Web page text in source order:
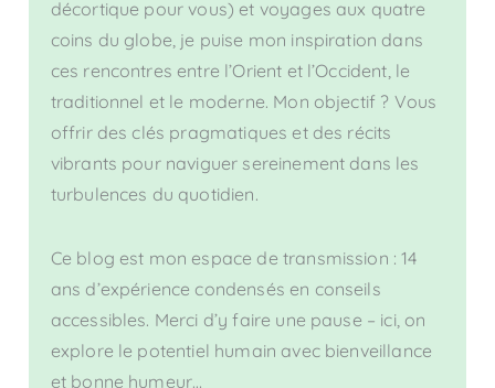
décortique pour vous) et voyages aux quatre
coins du globe, je puise mon inspiration dans
ces rencontres entre l’Orient et l’Occident, le
traditionnel et le moderne. Mon objectif ? Vous
offrir des clés pragmatiques et des récits
vibrants pour naviguer sereinement dans les
turbulences du quotidien.
Ce blog est mon espace de transmission : 14
ans d’expérience condensés en conseils
accessibles. Merci d’y faire une pause – ici, on
explore le potentiel humain avec bienveillance
et bonne humeur…